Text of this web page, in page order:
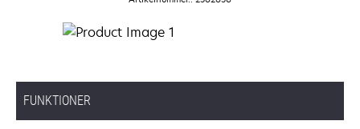
FUNKTIONER